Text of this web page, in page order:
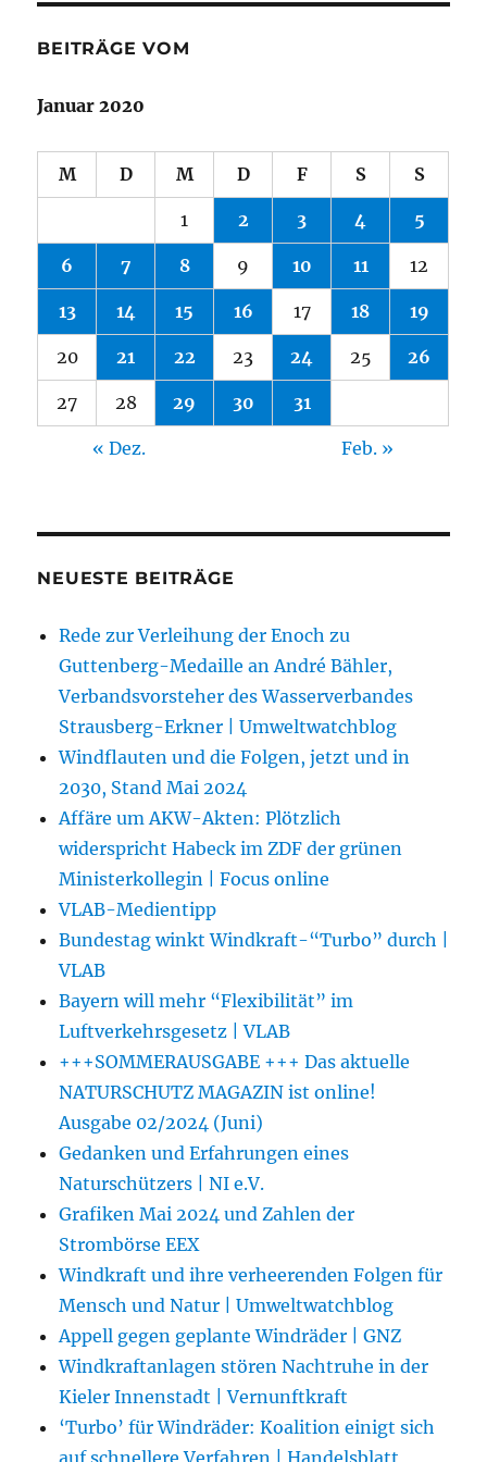
BEITRÄGE VOM
Januar 2020
M D M D F S S
1 2 3 4 5
6 7 8 9 10 11 12
13 14 15 16 17 18 19
20 21 22 23 24 25 26
27 28 29 30 31
« Dez. Feb. »
NEUESTE BEITRÄGE
Rede zur Verleihung der Enoch zu
Guttenberg-Medaille an André Bähler,
Verbandsvorsteher des Wasserverbandes
Strausberg-Erkner | Umweltwatchblog
Windflauten und die Folgen, jetzt und in
2030, Stand Mai 2024
Affäre um AKW-Akten: Plötzlich
widerspricht Habeck im ZDF der grünen
Ministerkollegin | Focus online
VLAB-Medientipp
Bundestag winkt Windkraft-“Turbo” durch |
VLAB
Bayern will mehr “Flexibilität” im
Luftverkehrsgesetz | VLAB
+++SOMMERAUSGABE +++ Das aktuelle
NATURSCHUTZ MAGAZIN ist online!
Ausgabe 02/2024 (Juni)
Gedanken und Erfahrungen eines
Naturschützers | NI e.V.
Grafiken Mai 2024 und Zahlen der
Strombörse EEX
Windkraft und ihre verheerenden Folgen für
Mensch und Natur | Umweltwatchblog
Appell gegen geplante Windräder | GNZ
Windkraftanlagen stören Nachtruhe in der
Kieler Innenstadt | Vernunftkraft
‘Turbo’ für Windräder: Koalition einigt sich
auf schnellere Verfahren | Handelsblatt